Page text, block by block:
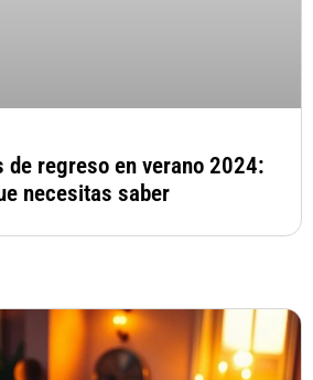
de regreso en verano 2024:
necesitas saber